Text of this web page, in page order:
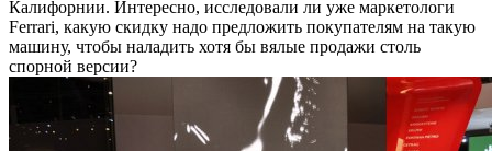
Калифорнии. Интересно, исследовали ли уже маркетологи
Ferrari, какую скидку надо предложить покупателям на такую
машину, чтобы наладить хотя бы вялые продажи столь
спорной версии?